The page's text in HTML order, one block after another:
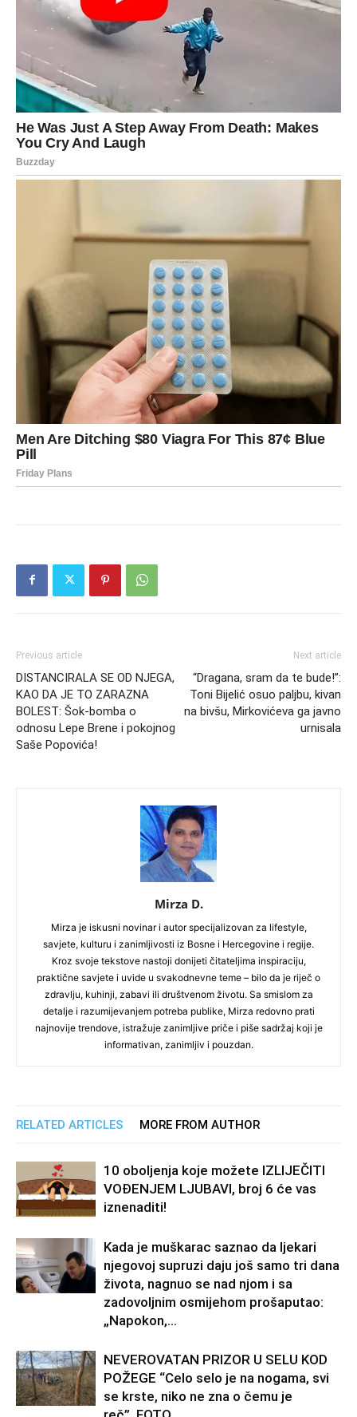
Previous article
DISTANCIRALA SE OD NJEGA,
KAO DA JE TO ZARAZNA
BOLEST: Šok-bomba o
odnosu Lepe Brene i pokojnog
Saše Popovića!
Next article
“Dragana, sram da te bude!”:
Toni Bijelić osuo paljbu, kivan
na bivšu, Mirkovićeva ga javno
urnisala
Mirza D.
Mirza je iskusni novinar i autor specijalizovan za lifestyle,
savjete, kulturu i zanimljivosti iz Bosne i Hercegovine i regije.
Kroz svoje tekstove nastoji donijeti čitateljima inspiraciju,
praktične savjete i uvide u svakodnevne teme – bilo da je riječ o
zdravlju, kuhinji, zabavi ili društvenom životu. Sa smislom za
detalje i razumijevanjem potreba publike, Mirza redovno prati
najnovije trendove, istražuje zanimljive priče i piše sadržaj koji je
informativan, zanimljiv i pouzdan.
RELATED ARTICLES MORE FROM AUTHOR
10 oboljenja koje možete IZLIJEČITI
VOĐENJEM LJUBAVI, broj 6 će vas
iznenaditi!
Kada je muškarac saznao da ljekari
njegovoj supruzi daju još samo tri dana
života, nagnuo se nad njom i sa
zadovoljnim osmijehom prošaputao:
„Napokon,...
NEVEROVATAN PRIZOR U SELU KOD
POŽEGE “Celo selo je na nogama, svi
se krste, niko ne zna o čemu je